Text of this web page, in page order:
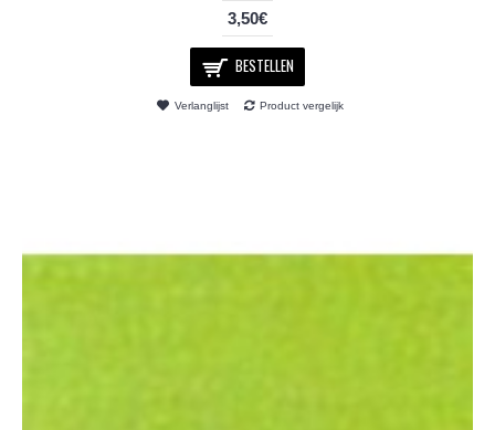
3,50€
BESTELLEN
Verlanglijst Product vergelijk